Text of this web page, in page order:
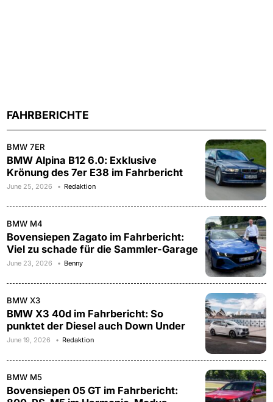
FAHRBERICHTE
BMW 7ER
BMW Alpina B12 6.0: Exklusive
Krönung des 7er E38 im Fahrbericht
June 25, 2026 Redaktion
BMW M4
Bovensiepen Zagato im Fahrbericht:
Viel zu schade für die Sammler-Garage
June 23, 2026 Benny
BMW X3
BMW X3 40d im Fahrbericht: So
punktet der Diesel auch Down Under
June 19, 2026 Redaktion
BMW M5
Bovensiepen 05 GT im Fahrbericht: